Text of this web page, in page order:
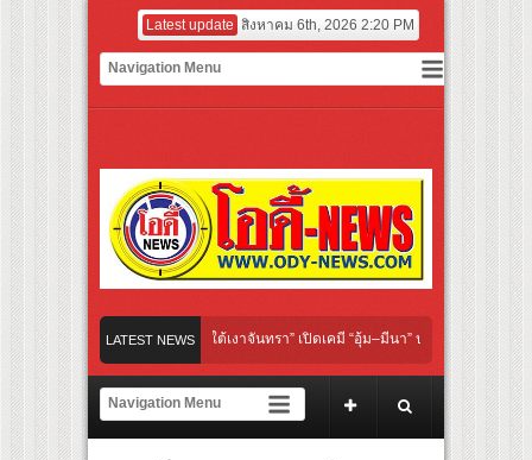
Latest update สิงหาคม 6th, 2026 2:20 PM
LATEST NEWS
“Under Her Rules ใต้เงาจันทรา” เปิดเคมี “อุ้ม–มีนา” ประกบคู่ครั้งสำคัญ ชวนแฟนปั
เลิกอาย เลิกเงียบ เลิกชะล่าใจ” เรื่อง HPV ในแคมเปญ “HPV ไม่เป็นไร…ไม่ได้”
งเชียร์ สู่ทีมชาติไทย ชวนแฟนลูกยางใกล้ชิดนักตบสาวทีมชาติไทย 15 ส.ค.นี้